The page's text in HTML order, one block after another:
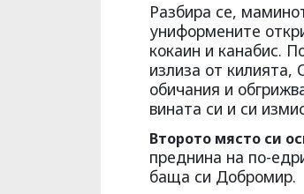
Разбира се,
униформените
кокаин и канабис.
излиза от килията,
обичания и
вината си и си
Второто място си
преднина на по-
баща си Добромир.